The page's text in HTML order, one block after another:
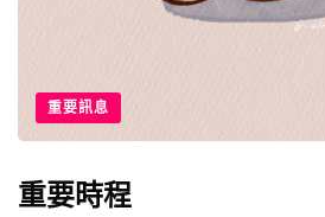
重要訊息
重要時程